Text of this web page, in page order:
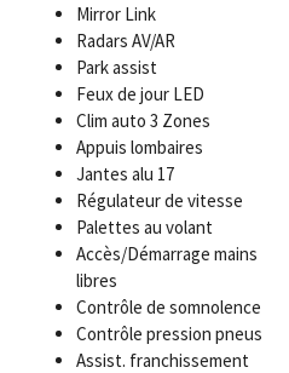
Mirror Link
Radars AV/AR
Park assist
Feux de jour LED
Clim auto 3 Zones
Appuis lombaires
Jantes alu 17
Régulateur de vitesse
Palettes au volant
Accès/Démarrage mains
libres
Contrôle de somnolence
Contrôle pression pneus
Assist. franchissement